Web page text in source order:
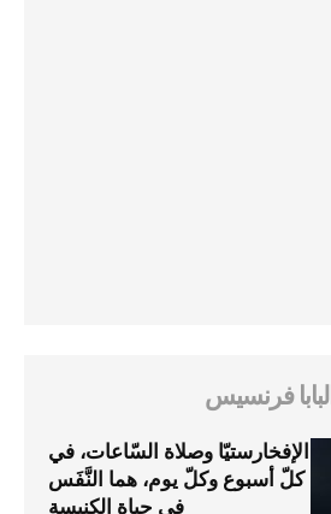
البابا فرنسيس
الإفخارستيّا وصلاة السّاعات، في
كلّ أسبوع وكلّ يوم، هما النَّفَس
في حياة الكنيسة